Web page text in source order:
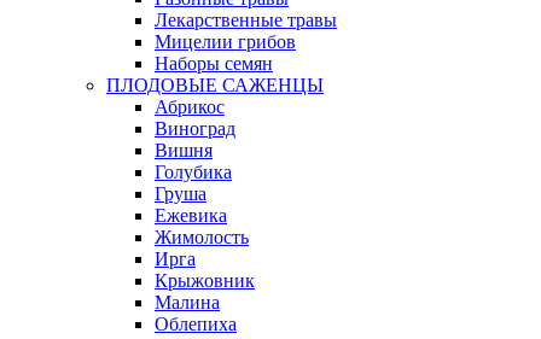
Лекарственные травы
Мицелии грибов
Наборы семян
ПЛОДОВЫЕ САЖЕНЦЫ
Абрикос
Виноград
Вишня
Голубика
Груша
Ежевика
Жимолость
Ирга
Крыжовник
Малина
Облепиха